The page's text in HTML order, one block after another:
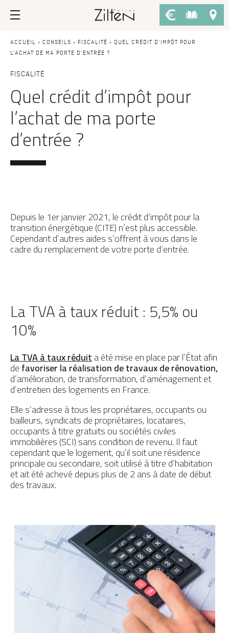
Nos portes d’entrée
PAR TYPE
Porte d’entrée
Porte de service
Porte grand trafic
Porte d'entrée sur-mesure
PAR STYLE
Portes d’entrée traditionnelles
Portes d’entrée vitrées
PAR MATÉRIAU
Portes d'entrée PVC
Portes d'entrée Mixte
Conseils
LE CHOIX
Savoir-faire
Design
Inspirations
LES ATOUTS
Performances
Fiscalité
L'ENTRETIEN
Préserver ma porte
ACCUEIL » CONSEILS » FISCALITÉ » QUEL CRÉDIT D’IMPÔT POUR
L’ACHAT DE MA PORTE D’ENTRÉE ?
FISCALITÉ
Quel crédit d’impôt pour
l’achat de ma porte
d’entrée ?
Depuis le 1er janvier 2021, le crédit d’impôt pour la
transition énergétique (CITE) n’est plus accessible.
Cependant d’autres aides s’offrent à vous dans le
cadre du remplacement de votre porte d’entrée.
La TVA à taux réduit : 5,5% ou
10%
La TVA à taux réduita été mise en place par l’État afin
defavoriser la réalisation de travaux de rénovation,
d’amélioration, de transformation, d’aménagement et
d’entretien des logements en France.
Elle s’adresse à tous les propriétaires, occupants ou
bailleurs, syndicats de propriétaires, locataires,
occupants à titre gratuits ou sociétés civiles
immobilières (SCI) sans condition de revenu. Il faut
cependant que le logement, qu’il soit une résidence
principale ou secondaire, soit utilisé à titre d’habitation
et ait été achevé depuis plus de 2 ans à date de début
des travaux.